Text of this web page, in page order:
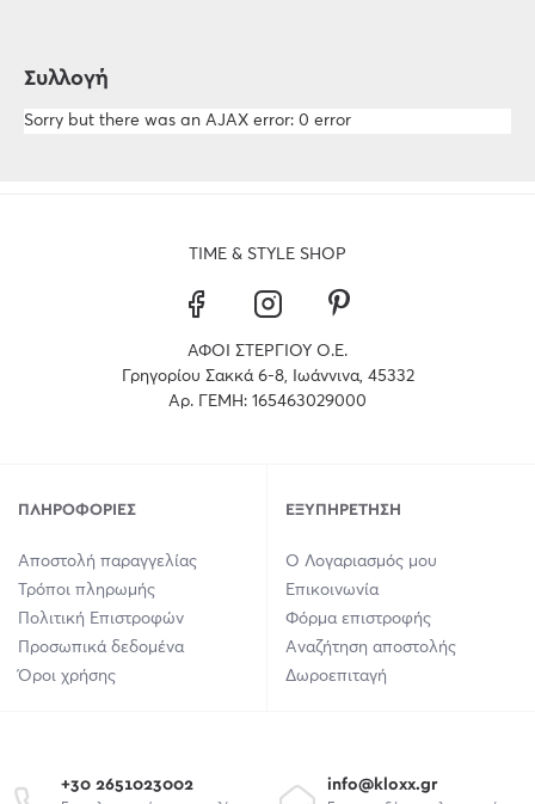
Συλλογή
Sorry but there was an AJAX error: 0 error
TIME & STYLE SHOP
ΑΦΟΙ ΣΤΕΡΓΙΟΥ Ο.Ε.
Γρηγορίου Σακκά 6-8, Ιωάννινα, 45332
Αρ. ΓΕΜΗ: 165463029000
ΠΛΗΡΟΦΟΡΊΕΣ
Αποστολή παραγγελίας
Τρόποι πληρωμής
Πολιτική Επιστροφών
Προσωπικά δεδομένα
Όροι χρήσης
ΕΞΥΠΗΡΈΤΗΣΗ
Ο Λογαριασμός μου
Επικοινωνία
Φόρμα επιστροφής
Αναζήτηση αποστολής
Δωροεπιταγή
+30 2651023002 info@kloxx.gr